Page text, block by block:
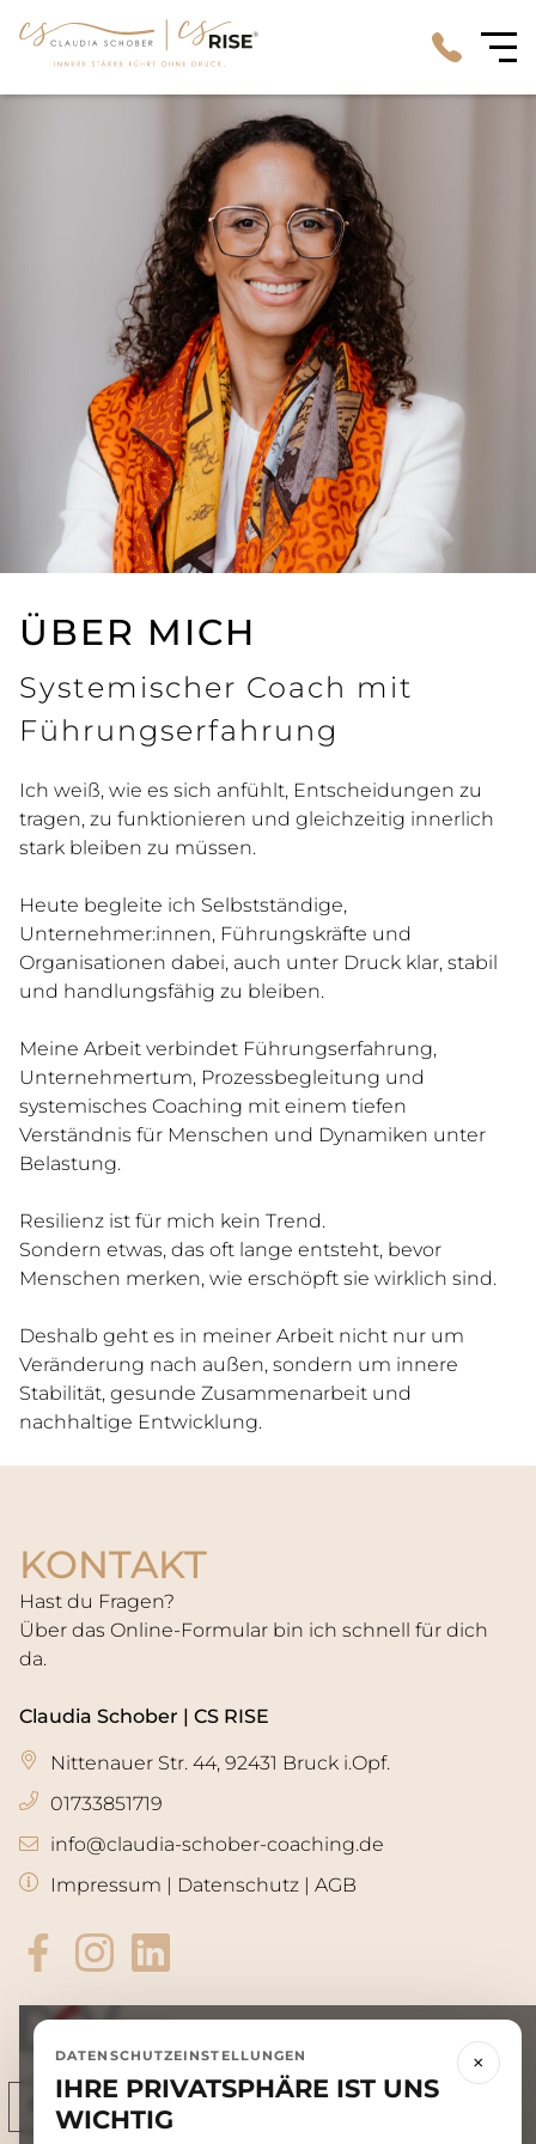
ÜBER MICH
ÜBER MICH
Systemischer Coach mit
Führungserfahrung
Ich weiß, wie es sich anfühlt, Entscheidungen zu
tragen, zu funktionieren und gleichzeitig innerlich
stark bleiben zu müssen.
Heute begleite ich Selbstständige,
Unternehmer:innen, Führungskräfte und
Organisationen dabei, auch unter Druck klar, stabil
und handlungsfähig zu bleiben.
Meine Arbeit verbindet Führungserfahrung,
Unternehmertum, Prozessbegleitung und
systemisches Coaching mit einem tiefen
Verständnis für Menschen und Dynamiken unter
Belastung.
Resilienz ist für mich kein Trend.
Sondern etwas, das oft lange entsteht, bevor
Menschen merken, wie erschöpft sie wirklich sind.
Deshalb geht es in meiner Arbeit nicht nur um
Veränderung nach außen, sondern um innere
Stabilität, gesunde Zusammenarbeit und
nachhaltige Entwicklung.
KONTAKT
Hast du Fragen?
Über das Online-Formular bin ich schnell für dich
da.
Claudia Schober | CS RISE
Nittenauer Str. 44, 92431 Bruck i.Opf.
01733851719
info@claudia-schober-coaching.de
Impressum | Datenschutz | AGB
×
DATENSCHUTZEINSTELLUNGEN
IHRE PRIVATSPHÄRE IST UNS
WICHTIG